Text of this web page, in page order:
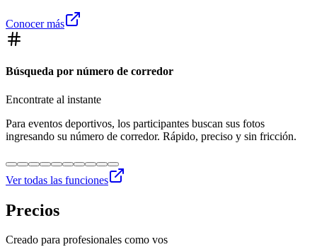
Conocer más
Búsqueda por número de corredor
Encontrate al instante
Para eventos deportivos, los participantes buscan sus fotos
ingresando su número de corredor. Rápido, preciso y sin fricción.
Ver todas las funciones
Precios
Creado para profesionales como vos